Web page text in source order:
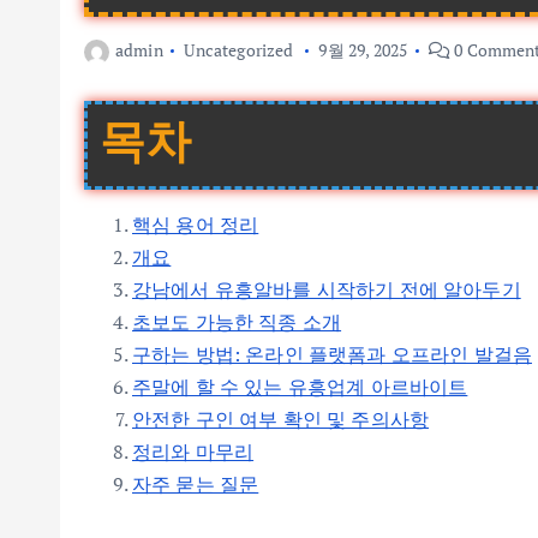
admin Uncategorized 9월 29, 2025 0
목차
핵심 용어 정리
개요
강남에서 유흥알바를 시작하기 전에 알아두기
초보도 가능한 직종 소개
구하는 방법: 온라인 플랫폼과 오프라인 발걸음
주말에 할 수 있는 유흥업계 아르바이트
안전한 구인 여부 확인 및 주의사항
정리와 마무리
자주 묻는 질문